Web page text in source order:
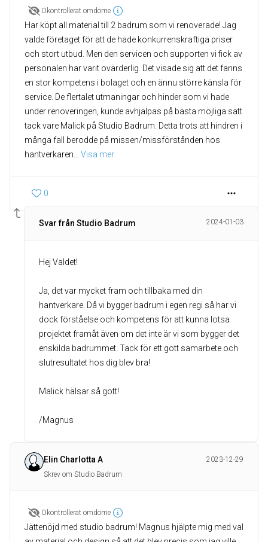
Okontrollerat omdöme
Har köpt all material till 2 badrum som vi renoverade! Jag
valde företaget för att de hade konkurrenskraftiga priser
och stort utbud. Men den servicen och supporten vi fick av
personalen har varit ovärderlig. Det visade sig att det fanns
en stor kompetens i bolaget och en ännu större känsla för
service. De flertalet utmaningar och hinder som vi hade
under renoveringen, kunde avhjälpas på bästa möjliga sätt
tack vare Malick på Studio Badrum. Detta trots att hindren i
många fall berodde på missen/missförstånden hos
hantverkaren
Visa mer
0
Svar från Studio Badrum 2024-01-03
Hej Valdet!
Ja, det var mycket fram och tillbaka med din
hantverkare. Då vi bygger badrum i egen regi så har vi
dock förståelse och kompetens för att kunna lotsa
projektet framåt även om det inte är vi som bygger det
enskilda badrummet. Tack för ett gott samarbete och
slutresultatet hos dig blev bra!
Malick hälsar så gott!
/Magnus
Elin Charlotta A
2023-12-29
Skrev om Studio Badrum
Okontrollerat omdöme
Jättenöjd med studio badrum! Magnus hjälpte mig med val